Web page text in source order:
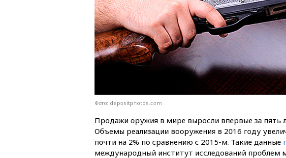
Фото: depositphotos.com
Продажи оружия в мире выросли впервые за пять
Объемы реализации вооружения в 2016 году
почти на 2% по сравнению с 2015-м. Такие данные
международный институт исследований проблем